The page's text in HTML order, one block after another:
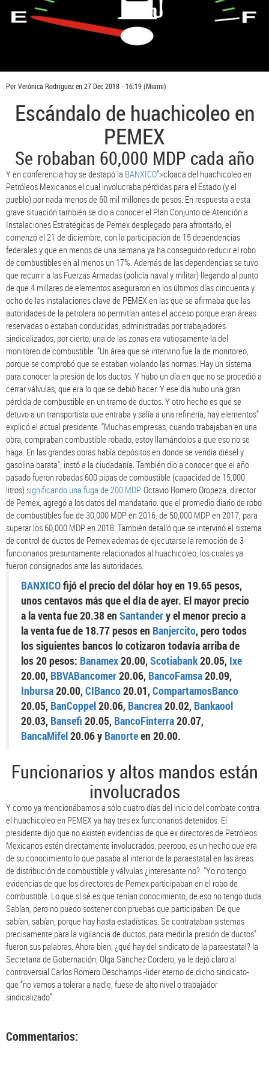
PorVerónica Rodriguezen27 Dec 2018 - 16:19(Miami)
Escándalo de huachicoleo en
PEMEX
Se robaban 60,000 MDP cada año
Y en conferencia hoy se destapó la BANXICO">cloaca del huachicoleo en
Petróleos Mexicanos el cual involucraba pérdidas para el Estado (y el
pueblo) por nada menos de 60 mil millones de pesos. En respuesta a esta
grave situación también se dio a conocer el Plan Conjunto de Atención a
Instalaciones Estratégicas de Pemex desplegado para afrontarlo, el
comenzó el 21 de diciembre, con la participación de 15 dependencias
federales y que en menos de una semana ya ha conseguido reducir el robo
de combustibles en al menos un 17%. Además de las dependencias se tuvo
que recurrir a las Fuerzas Armadas (policía naval y militar) llegando al punto
de que 4 millares de elementos aseguraron en los últimos días cincuenta y
ocho de las instalaciones clave de PEMEX en las que se afirmaba que las
autoridades de la petrolera no permitían antes el acceso porque eran áreas
reservadas o estaban conducidas, administradas por trabajadores
sindicalizados, por cierto, una de las zonas era vutiosamente la del
monitoreo de combustible. "Un área que se intervino fue la de monitoreo,
porque se comprobó que se estaban violando las normas. Hay un sistema
para conocer la presión de los ductos. Y hubo un día en que no se procedió a
cerrar válvulas, que era lo que se debió hacer. Y ese día hubo una gran
pérdida de combustible en un tramo de ductos. Y otro hecho es que se
detuvo a un transportista que entraba y salía a una refinería, hay elementos"
explicó el actual presidente. “Muchas empresas, cuando trabajaban en una
obra, compraban combustible robado, estoy llamándolos a que eso no se
haga. En las grandes obras había depósitos en donde se vendía diésel y
gasolina barata", instó a la ciudadanía. También dio a conocer que el año
pasado fueron robadas 600 pipas de combustible (capacidad de 15,000
litros)significando una fuga de 200 MDP. Octavio Romero Oropeza, director
de Pemex, agregó a los datos del mandatario. que el promedio diario de robo
de combustibles fue de 30,000 MDP en 2016, de 50,000 MDP en 2017, para
superar los 60,000 MDP en 2018. También detalló que se intervinó el sistema
de control de ductos de Pemex ademas de ejecutarse la remoción de 3
funcionarios presuntamente relacionados al huachicoleo, los cuales ya
fueron consignados ante las autoridades.
BANXICOfijó el precio del dólar hoy en 19.65 pesos,
unos centavos más que el día de ayer. El mayor precio
a la venta fue 20.38 en Santandery el menor precio a
la venta fue de 18.77 pesos en Banjercito, pero todos
los siguientes bancos lo cotizaron todavía arriba de
los 20 pesos: Banamex20.00,Scotiabank20.05, Ixe
20.00, BBVABancomer20.06, BancoFamsa20.09,
Inbursa20.00,CIBanco20.01,CompartamosBanco
20.05, BanCoppel20.06, Bancrea20.02, Bankaool
20.03, Bansefi 20.05, BancoFinterra20.07,
BancaMifel20.06 y Banorteen 20.00.
Funcionarios y altos mandos están
involucrados
Y como ya mencionábamos a sólo cuatro días del inicio del combate contra
el huachicoleo en PEMEX ya hay tres ex funcionarios detenidos. El
presidente dijo que no existen evidencias de que ex directores de Petróleos
Mexicanos estén directamente involucrados, peerooo, es un hecho que era
de su conocimiento lo que pasaba al interior de la paraestatal en las áreas
de distribución de combustible y válvulas ¿interesante no?. "Yo no tengo
evidencias de que los directores de Pemex participaban en el robo de
combustible. Lo que sí sé es que tenían conocimiento, de eso no tengo duda.
Sabían, pero no puedo sostener con pruebas que participaban. De que
sabían, sabían, porque hay hasta estadísticas. Se contrataban sistemas
precisamente para la vigilancia de ductos, para medir la presión de ductos"
fueron sus palabras. Ahora bien, ¿qué hay del sindicato de la paraestatal? la
Secretaria de Gobernación, Olga Sánchez Cordero, ya le dejó claro al
controversial Carlos Romero Deschamps -lider eterno de dicho sindicato-
que “no vamos a tolerar a nadie, fuese de alto nivel o trabajador
sindicalizado”.
Commentarios: